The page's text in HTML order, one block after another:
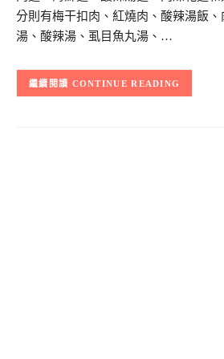
分則有梅干扣肉、紅燒肉、酸辣湯飯
湯、酸辣湯、虱目魚丸湯、…
CONTINUE READING